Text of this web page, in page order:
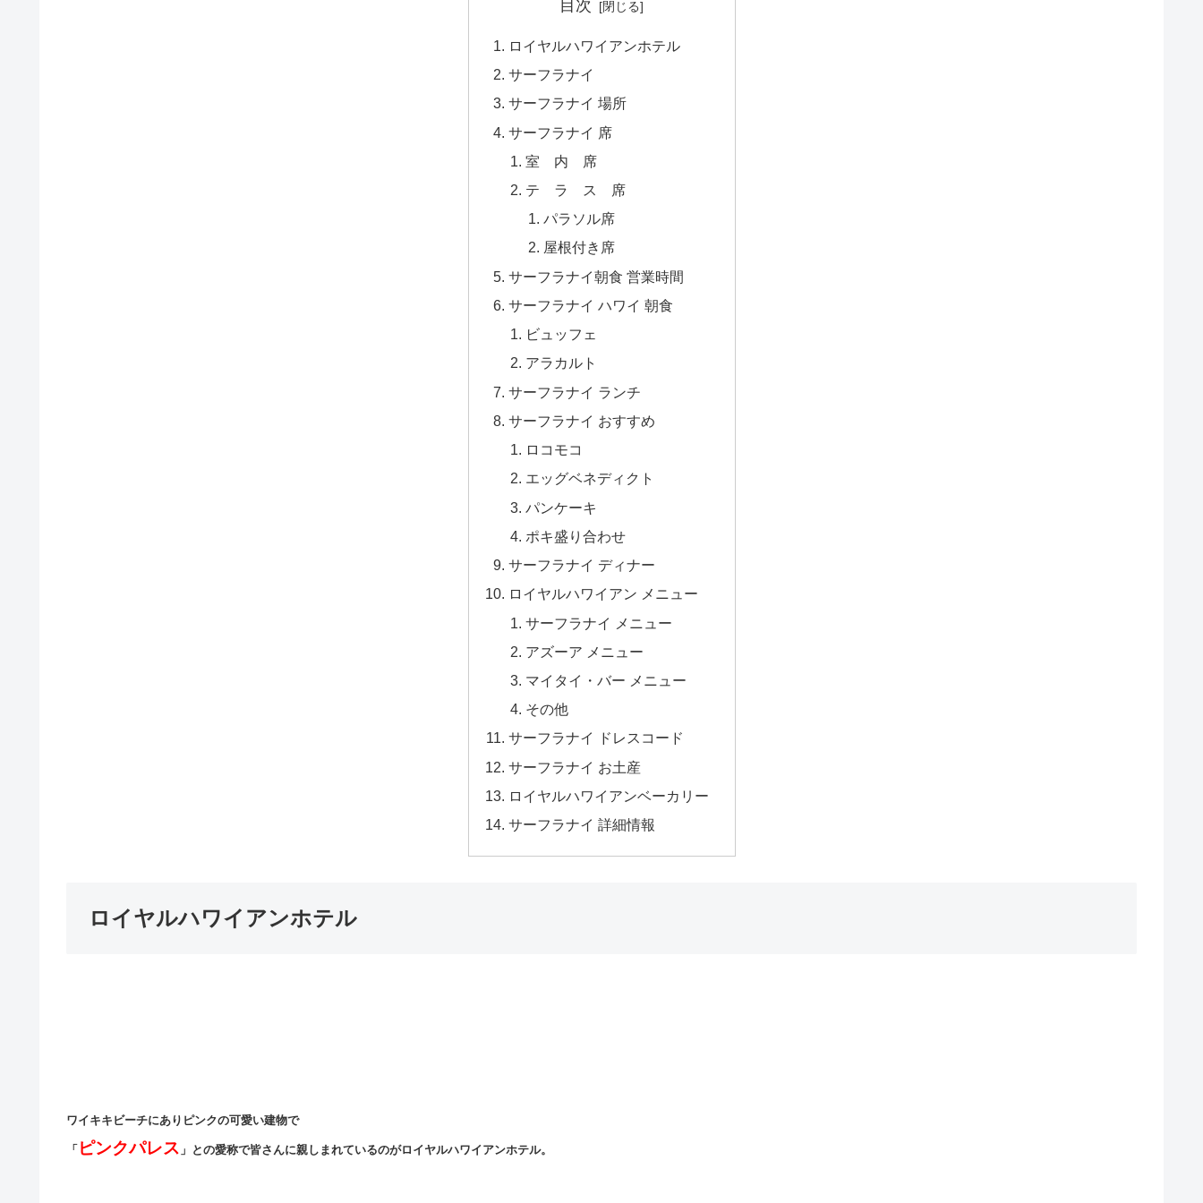
目次
ロイヤルハワイアンホテル
サーフラナイ
サーフラナイ 場所
サーフラナイ 席
室 内 席
テ ラ ス 席
パラソル席
屋根付き席
サーフラナイ朝食 営業時間
サーフラナイ ハワイ 朝食
ビュッフェ
アラカルト
サーフラナイ ランチ
サーフラナイ おすすめ
ロコモコ
エッグベネディクト
パンケーキ
ポキ盛り合わせ
サーフラナイ ディナー
ロイヤルハワイアン メニュー
サーフラナイ メニュー
アズーア メニュー
マイタイ・バー メニュー
その他
サーフラナイ ドレスコード
サーフラナイ お土産
ロイヤルハワイアンベーカリー
サーフラナイ 詳細情報
ロイヤルハワイアンホテル
ワイキキビーチにありピンクの可愛い建物で
「 ピンクパレス 」との愛称で皆さんに親しまれているのがロイヤルハワイアンホテル。